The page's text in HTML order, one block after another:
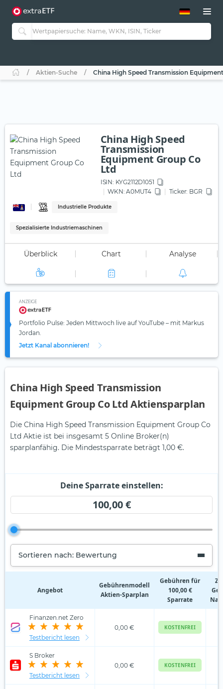
ETF-Guide 2.0
Guide Aktive ETFs
ETF-Sparpläne
Aktien-Suche China High Speed Transmission
China High Speed
Transmission
Equipment Group Co
Ltd
ISIN: KYG2112D1051
WKN: A0MUT4 Ticker: BGR
Industrielle Produkte
Spezialisierte Industriemaschinen
Überblick Chart Analyse
ANZEIGE
Portfolio Pulse: Jeden Mittwoch live auf YouTube – mit Markus
Jordan.
Jetzt Kanal abonnieren!
China High Speed Transmission
Equipment Group Co Ltd Aktiensparplan
Die China High Speed Transmission Equipment Group Co
Ltd Aktie ist bei insgesamt 5 Online Broker(n)
sparplanfähig. Die Mindestsparrate beträgt 1,00 €.
Deine Sparrate einstellen:
100,00 €
Sortieren nach: Bewertung
Angebot
Gebührenmodell
Aktien‑Sparplan
Gebühren für
100,00 €
Sparrate
Finanzen.net Zero
Testbericht lesen
0,00 € KOSTENFREI
S Broker
Testbericht lesen
0,00 € KOSTENFREI